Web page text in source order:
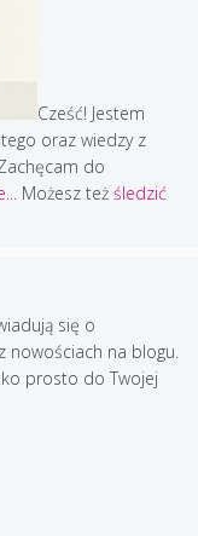
Cześć! Jestem
oraz wiedzy z
do
Możesz też śledzić
się o
nowościach na blogu.
prosto do Twojej